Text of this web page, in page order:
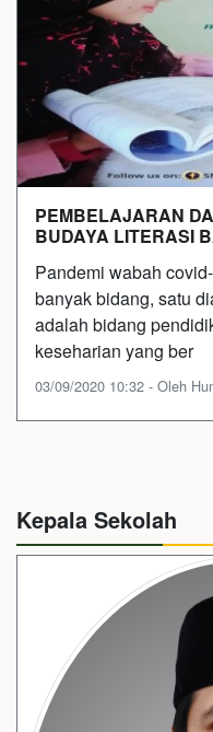
PEMBELAJARAN
BUDAYA LITERASI
Pandemi wabah
banyak bidang, satu
adalah bidang
keseharian yang ber
03/09/2020 10:32 - Oleh
Kepala Sekolah